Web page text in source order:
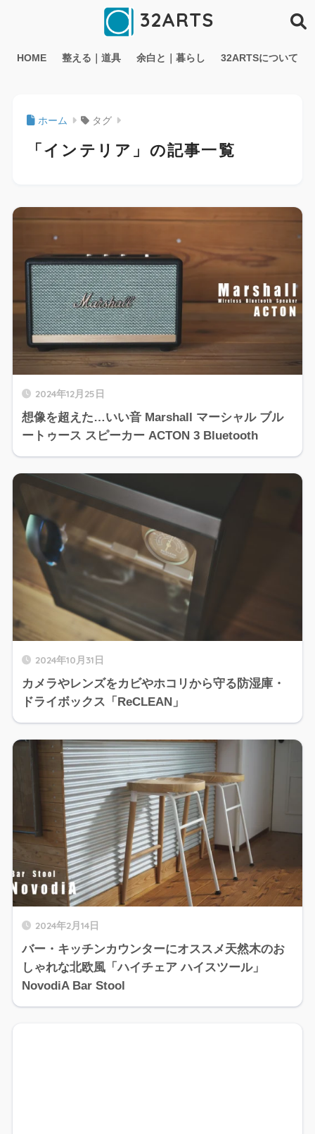
32ARTS
HOME 整える｜道具 余白と｜暮らし 32ARTSについて
ホーム タグ
「インテリア」の記事一覧
2024年12月25日
想像を超えた…いい音 Marshall マーシャル ブル
ートゥース スピーカー ACTON 3 Bluetooth
2024年10月31日
カメラやレンズをカビやホコリから守る防湿庫・
ドライボックス「ReCLEAN」
2024年2月14日
バー・キッチンカウンターにオススメ天然木のお
しゃれな北欧風「ハイチェア ハイスツール」
NovodiA Bar Stool